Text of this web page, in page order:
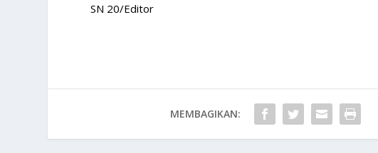
SN 20/Editor
MEMBAGIKAN: